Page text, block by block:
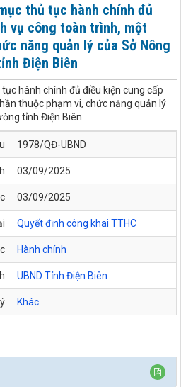
thủ tục hành chính đủ
vụ công toàn trình, một
năng quản lý của Sở Nông
Điện Biên
hành chính đủ điều kiện cung cấp
thuộc phạm vi, chức năng quản lý
tỉnh Điện Biên
1978/QĐ-UBND
03/09/2025
03/09/2025
Quyết định công khai TTHC
Hành chính
UBND Tỉnh Điện Biên
Khác